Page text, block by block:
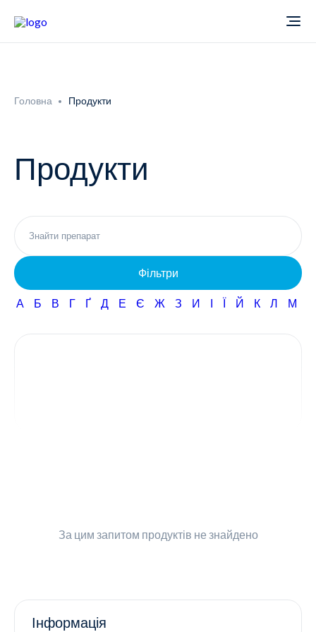
Новини
Неврологія
Всі продукти
Фармаконагляд
Кар'єра
Головна Продукти
Продукти
Фільтри
А Б В Г Ґ Д Е Є Ж З И І Ї Й К Л М
За цим запитом продуктів не знайдено
Інформація